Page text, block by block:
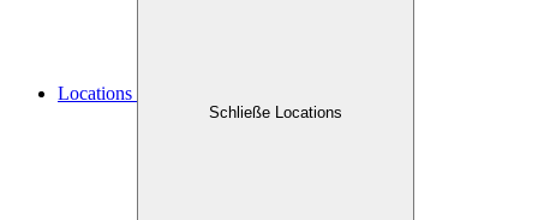
Locations
Schließe Locations